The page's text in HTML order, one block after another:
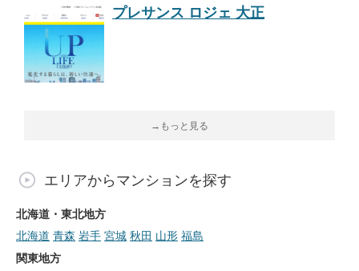
プレサンス ロジェ 大正
→もっと見る
エリアからマンションを探す
北海道・東北地方
北海道 青森 岩手 宮城 秋田 山形 福島
関東地方